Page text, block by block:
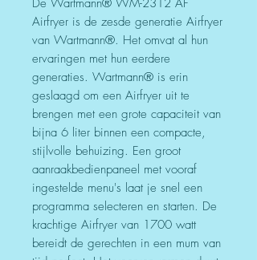
De Wartmann® WM-2312 AF
Airfryer is de zesde generatie Airfryer
van Wartmann®. Het omvat al hun
ervaringen met hun eerdere
generaties. Wartmann® is erin
geslaagd om een Airfryer uit te
brengen met een grote capaciteit van
bijna 6 liter binnen een compacte,
stijlvolle behuizing. Een groot
aanraakbedienpaneel met vooraf
ingestelde menu's laat je snel een
programma selecteren en starten. De
krachtige Airfryer van 1700 watt
bereidt de gerechten in een mum van